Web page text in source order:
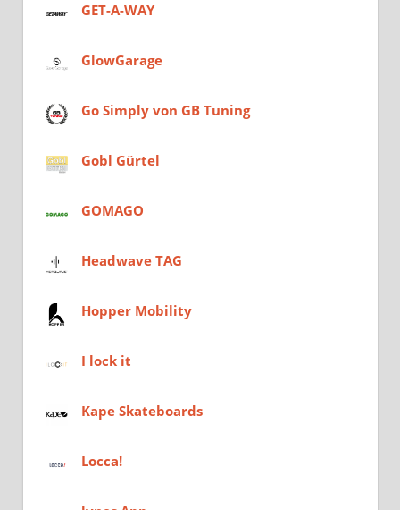
GET-A-WAY
GlowGarage
Go Simply von GB Tuning
Gobl Gürtel
GOMAGO
Headwave TAG
Hopper Mobility
I lock it
Kape Skateboards
Locca!